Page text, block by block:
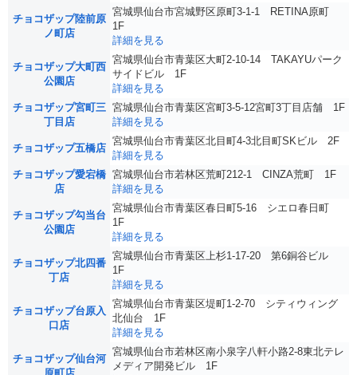
チョコザップ陸前原
ノ町店
宮城県仙台市宮城野区原町3-1-1 RETINA原町
1F
詳細を見る
チョコザップ大町西
公園店
宮城県仙台市青葉区大町2-10-14 TAKAYUパーク
サイドビル 1F
詳細を見る
チョコザップ宮町三
丁目店
宮城県仙台市青葉区宮町3-5-12宮町3丁目店舗 1F
詳細を見る
チョコザップ五橋店
宮城県仙台市青葉区北目町4-3北目町SKビル 2F
詳細を見る
チョコザップ愛宕橋
店
宮城県仙台市若林区荒町212-1 CINZA荒町 1F
詳細を見る
チョコザップ勾当台
公園店
宮城県仙台市青葉区春日町5-16 シエロ春日町
1F
詳細を見る
チョコザップ北四番
丁店
宮城県仙台市青葉区上杉1-17-20 第6銅谷ビル
1F
詳細を見る
チョコザップ台原入
口店
宮城県仙台市青葉区堤町1-2-70 シティウィング
北仙台 1F
詳細を見る
チョコザップ仙台河
宮城県仙台市若林区南小泉字八軒小路2-8東北テレ
メディア開発ビル 1F